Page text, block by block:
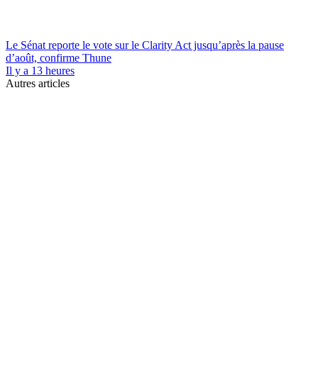
Le Sénat reporte le vote sur le Clarity Act jusqu’après la pause
d’août, confirme Thune
Il y a 13 heures
Autres articles